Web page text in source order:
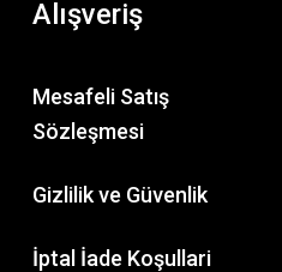
Alışveriş
Mesafeli Satış
Sözleşmesi
Gizlilik ve Güvenlik
İptal İade Koşullari